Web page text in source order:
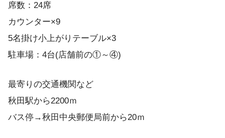
席数：24席
カウンター×9
5名掛け小上がりテーブル×3
駐車場：4台(店舗前の①～④)
最寄りの交通機関など
秋田駅から2200ｍ
バス停→秋田中央郵便局前から20ｍ